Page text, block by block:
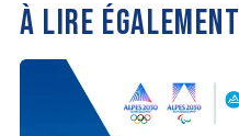
À LIRE ÉGALEMENT